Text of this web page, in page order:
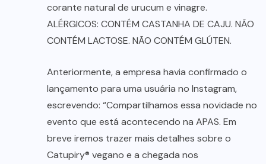
corante natural de urucum e vinagre.
ALÉRGICOS: CONTÉM CASTANHA DE CAJU. NÃO
CONTÉM LACTOSE. NÃO CONTÉM GLÚTEN.
Anteriormente, a empresa havia confirmado o
lançamento para uma usuária no Instagram,
escrevendo: “Compartilhamos essa novidade no
evento que está acontecendo na APAS. Em
breve iremos trazer mais detalhes sobre o
Catupiry® vegano e a chegada nos